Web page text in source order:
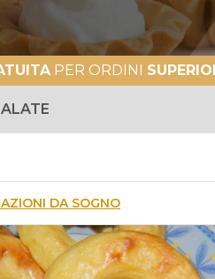
PER ORDINI
DA SOGNO